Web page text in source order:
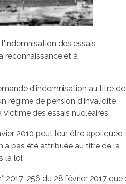
des essais
reconnaissance et à
d'indemnisation au titre de
régime de pension d'invalidité
des essais nucléaires.
2010 peut leur être appliquée
pas été attribuée au titre de la
la loi.
2017-256 du 28 février 2017 que :